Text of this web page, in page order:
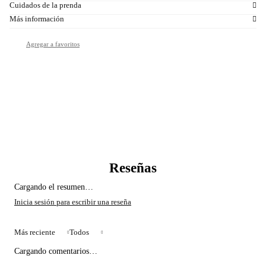
Cuidados de la prenda
Más información
Cargando el resumen…
Más reciente Todos
Cargando comentarios…